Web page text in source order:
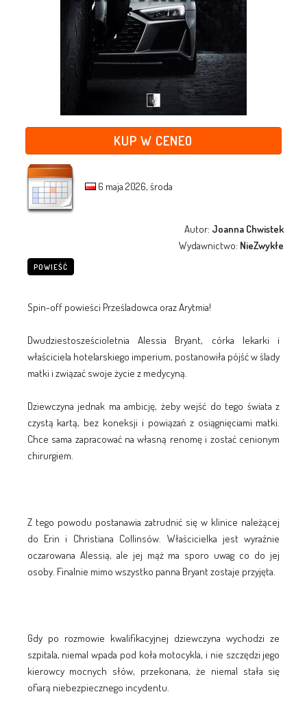
KUP W CENEO
6 maja 2026, środa
Autor: Joanna Chwistek
Wydawnictwo: NieZwykłe
POWIEŚĆ
Spin-off powieści Prześladowca oraz Arytmia!
Dwudziestosześcioletnia Alessia Bryant, córka lekarki i
właściciela hotelarskiego imperium, postanowiła pójść w ślady
matki i związać swoje życie z medycyną.
Dziewczyna jednak ma ambicję, żeby wejść do tego świata z
czystą kartą, bez koneksji i powiązań z osiągnięciami matki.
Chce sama zapracować na własną renomę i zostać cenionym
chirurgiem.
Z tego powodu postanawia zatrudnić się w klinice należącej
do Erin i Christiana Collinsów. Właścicielka jest wyraźnie
oczarowana Alessią, ale jej mąż ma sporo uwag co do jej
osoby. Finalnie mimo wszystko panna Bryant zostaje przyjęta.
Gdy po rozmowie kwalifikacyjnej dziewczyna wychodzi ze
szpitala, niemal wpada pod koła motocykla, i nie szczędzi jego
kierowcy mocnych słów, przekonana, że niemal stała się
ofiarą niebezpiecznego incydentu.